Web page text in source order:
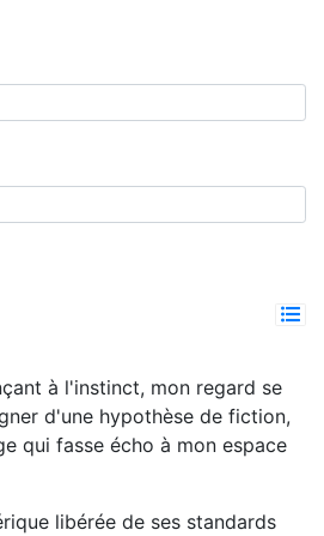
à l'instinct, mon regard se
d'une hypothèse de fiction,
qui fasse écho à mon espace
libérée de ses standards